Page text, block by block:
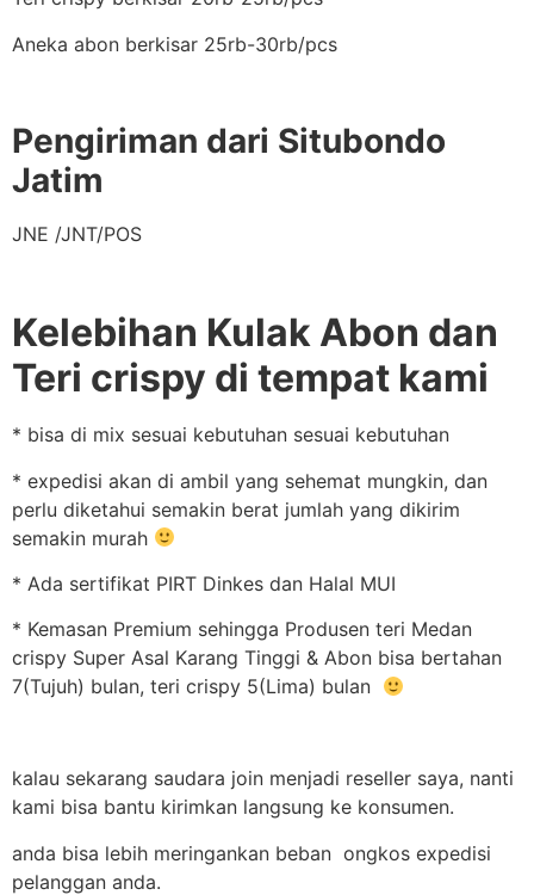
Aneka abon berkisar 25rb-30rb/pcs
Pengiriman dari Situbondo
Jatim
JNE /JNT/POS
Kelebihan Kulak Abon dan
Teri crispy di tempat kami
* bisa di mix sesuai kebutuhan sesuai kebutuhan
* expedisi akan di ambil yang sehemat mungkin, dan
perlu diketahui semakin berat jumlah yang dikirim
semakin murah
* Ada sertifikat PIRT Dinkes dan Halal MUI
* Kemasan Premium sehingga Produsen teri Medan
crispy Super Asal Karang Tinggi & Abon bisa bertahan
7(Tujuh) bulan, teri crispy 5(Lima) bulan
kalau sekarang saudara join menjadi reseller saya, nanti
kami bisa bantu kirimkan langsung ke konsumen.
anda bisa lebih meringankan beban ongkos expedisi
pelanggan anda.